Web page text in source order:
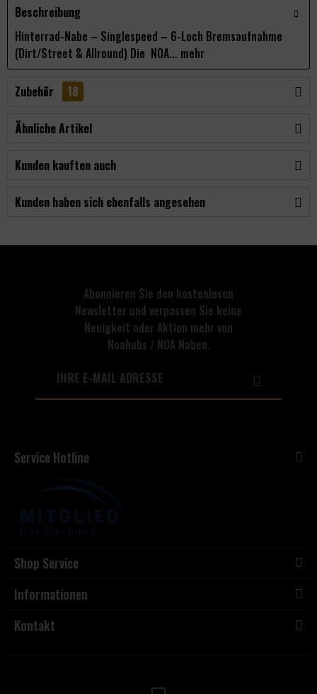
Beschreibung
Hinterrad-Nabe – Singlespeed – 6-Loch Bremsaufnahme
(Dirt/Street & Allround) Die NOA... mehr
Zubehör 18
Ähnliche Artikel
Kunden kauften auch
Kunden haben sich ebenfalls angesehen
Abonnieren Sie den kostenlosen
Newsletter und verpassen Sie keine
Neuigkeit oder Aktion mehr von
Noahubs / NOA Naben.
Service Hotline
Shop Service
Informationen
Kontakt